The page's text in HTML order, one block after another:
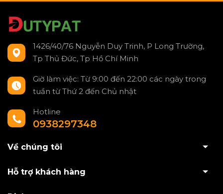
1426/40/76 Nguyễn Duy Trinh, P Long Trường,
Tp Thủ Đức, Tp Hồ Chí Minh
Giờ làm việc: Từ 9:00 đến 22:00 các ngày trong
tuần từ Thứ 2 đến Chủ nhật
Hotline
0938297348
Về chúng tôi
Hỗ trợ khách hàng